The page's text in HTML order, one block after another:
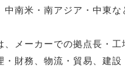
中南米・南アジア・中東
、メーカーでの拠点長・
・財務、物流・貿易、建